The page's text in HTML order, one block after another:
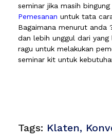
seminar jika masih
Pemesanan untuk tata
Bagaimana menurut anda
dan lebih unggul dari
ragu untuk melakukan
seminar kit untuk
Tags: Klaten,